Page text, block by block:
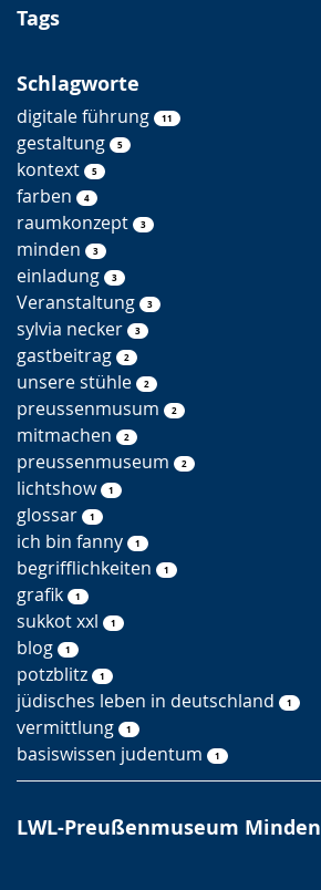
S
c
h
e
Tags
Schlagworte
digitale führung 11
gestaltung 5
kontext 5
farben 4
raumkonzept 3
minden 3
einladung 3
Veranstaltung 3
sylvia necker 3
gastbeitrag 2
unsere stühle 2
preussenmusum 2
mitmachen 2
preussenmuseum 2
lichtshow 1
glossar 1
ich bin fanny 1
begrifflichkeiten 1
grafik 1
sukkot xxl 1
blog 1
potzblitz 1
jüdisches leben in deutschland 1
vermittlung 1
basiswissen judentum 1
LWL-Preußenmuseum Minden